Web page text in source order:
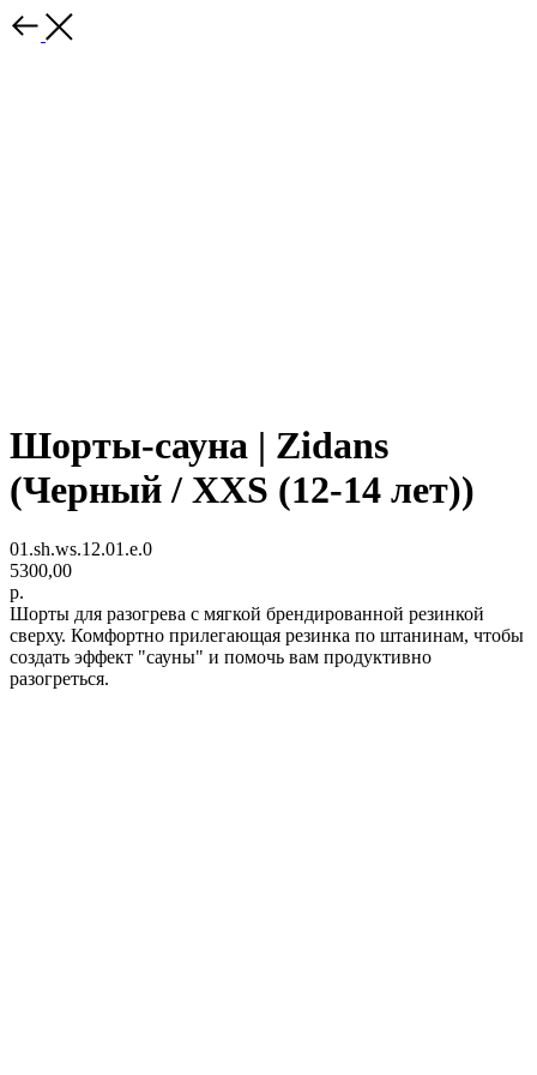
Шорты-сауна | Zidans
(Черный / XXS (12-14 лет))
01.sh.ws.12.01.e.0
5300,00
р.
Шорты для разогрева с мягкой брендированной резинкой
сверху. Комфортно прилегающая резинка по штанинам, чтобы
создать эффект "сауны" и помочь вам продуктивно
разогреться.